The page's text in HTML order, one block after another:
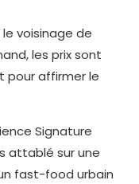
le voisinage de
les prix sont
pour affirmer le
Signature
attablé sur une
fast-food urbain